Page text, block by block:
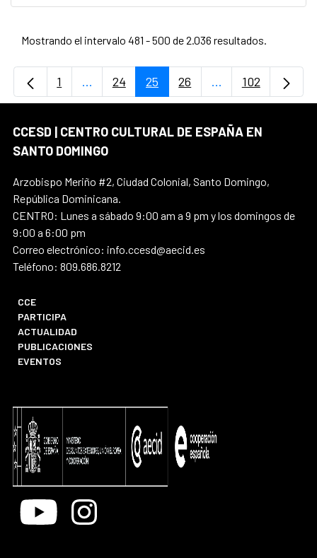
Mostrando el intervalo 481 - 500 de 2.036 resultados.
Página
1 ...Páginas intermedias Use TAB para
Página
24 Página
25 Página
26 ...PáginasPágina
102
CCESD | CENTRO CULTURAL DE ESPAÑA EN
SANTO DOMINGO
Arzobispo Meriño #2, Ciudad Colonial, Santo Domingo,
República Dominicana.
CENTRO: Lunes a sábado 9:00 am a 9 pm y los domingos de
9:00 a 6:00 pm
Correo electrónico: info.ccesd@aecid.es
Teléfono: 809.686.8212
CCE
PARTICIPA
ACTUALIDAD
PUBLICACIONES
EVENTOS
Youtube Instagram